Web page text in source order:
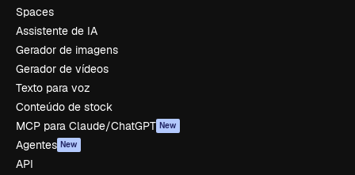
Spaces
Assistente de IA
Gerador de imagens
Gerador de vídeos
Texto para voz
Conteúdo de stock
MCP para Claude/ChatGPT New
Agentes New
API